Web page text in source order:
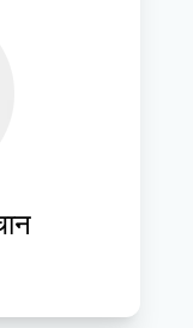
लिए गहन